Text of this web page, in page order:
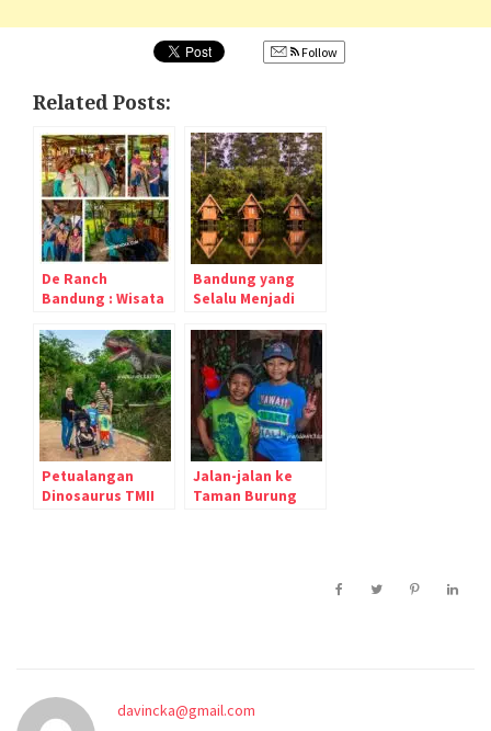
Follow
Related Posts:
De Ranch
Bandung : Wisata
Meriah-Seru di
Lembang
Bandung :D
Bandung yang
Selalu Menjadi
dari Ibukota
Petualangan
Dinosaurus TMII
Jalan-jalan ke
Taman Burung
davincka@gmail.com